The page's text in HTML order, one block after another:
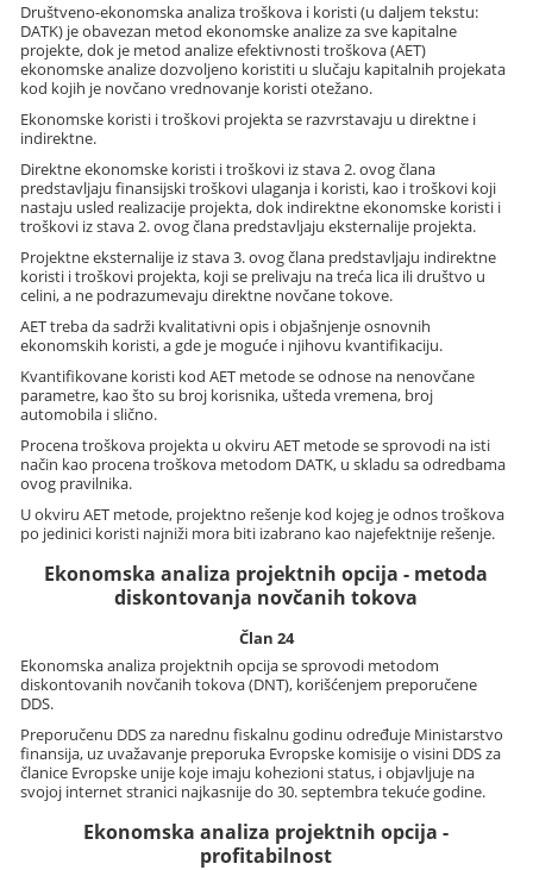
Društveno-ekonomska analiza troškova i koristi (u daljem tekstu:
DATK) je obavezan metod ekonomske analize za sve kapitalne
projekte, dok je metod analize efektivnosti troškova (AET)
ekonomske analize dozvoljeno koristiti u slučaju kapitalnih projekata
kod kojih je novčano vrednovanje koristi otežano.
Ekonomske koristi i troškovi projekta se razvrstavaju u direktne i
indirektne.
Direktne ekonomske koristi i troškovi iz stava 2. ovog člana
predstavljaju finansijski troškovi ulaganja i koristi, kao i troškovi koji
nastaju usled realizacije projekta, dok indirektne ekonomske koristi i
troškovi iz stava 2. ovog člana predstavljaju eksternalije projekta.
Projektne eksternalije iz stava 3. ovog člana predstavljaju indirektne
koristi i troškovi projekta, koji se prelivaju na treća lica ili društvo u
celini, a ne podrazumevaju direktne novčane tokove.
AET treba da sadrži kvalitativni opis i objašnjenje osnovnih
ekonomskih koristi, a gde je moguće i njihovu kvantifikaciju.
Kvantifikovane koristi kod AET metode se odnose na nenovčane
parametre, kao što su broj korisnika, ušteda vremena, broj
automobila i slično.
Procena troškova projekta u okviru AET metode se sprovodi na isti
način kao procena troškova metodom DATK, u skladu sa odredbama
ovog pravilnika.
U okviru AET metode, projektno rešenje kod kojeg je odnos troškova
po jedinici koristi najniži mora biti izabrano kao najefektnije rešenje.
Ekonomska analiza projektnih opcija - metoda
diskontovanja novčanih tokova
Član 24
Ekonomska analiza projektnih opcija se sprovodi metodom
diskontovanih novčanih tokova (DNT), korišćenjem preporučene
DDS.
Preporučenu DDS za narednu fiskalnu godinu određuje Ministarstvo
finansija, uz uvažavanje preporuka Evropske komisije o visini DDS za
članice Evropske unije koje imaju kohezioni status, i objavljuje na
svojoj internet stranici najkasnije do 30. septembra tekuće godine.
Ekonomska analiza projektnih opcija -
profitabilnost